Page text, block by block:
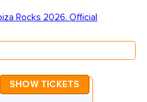
SHOW TICKETS